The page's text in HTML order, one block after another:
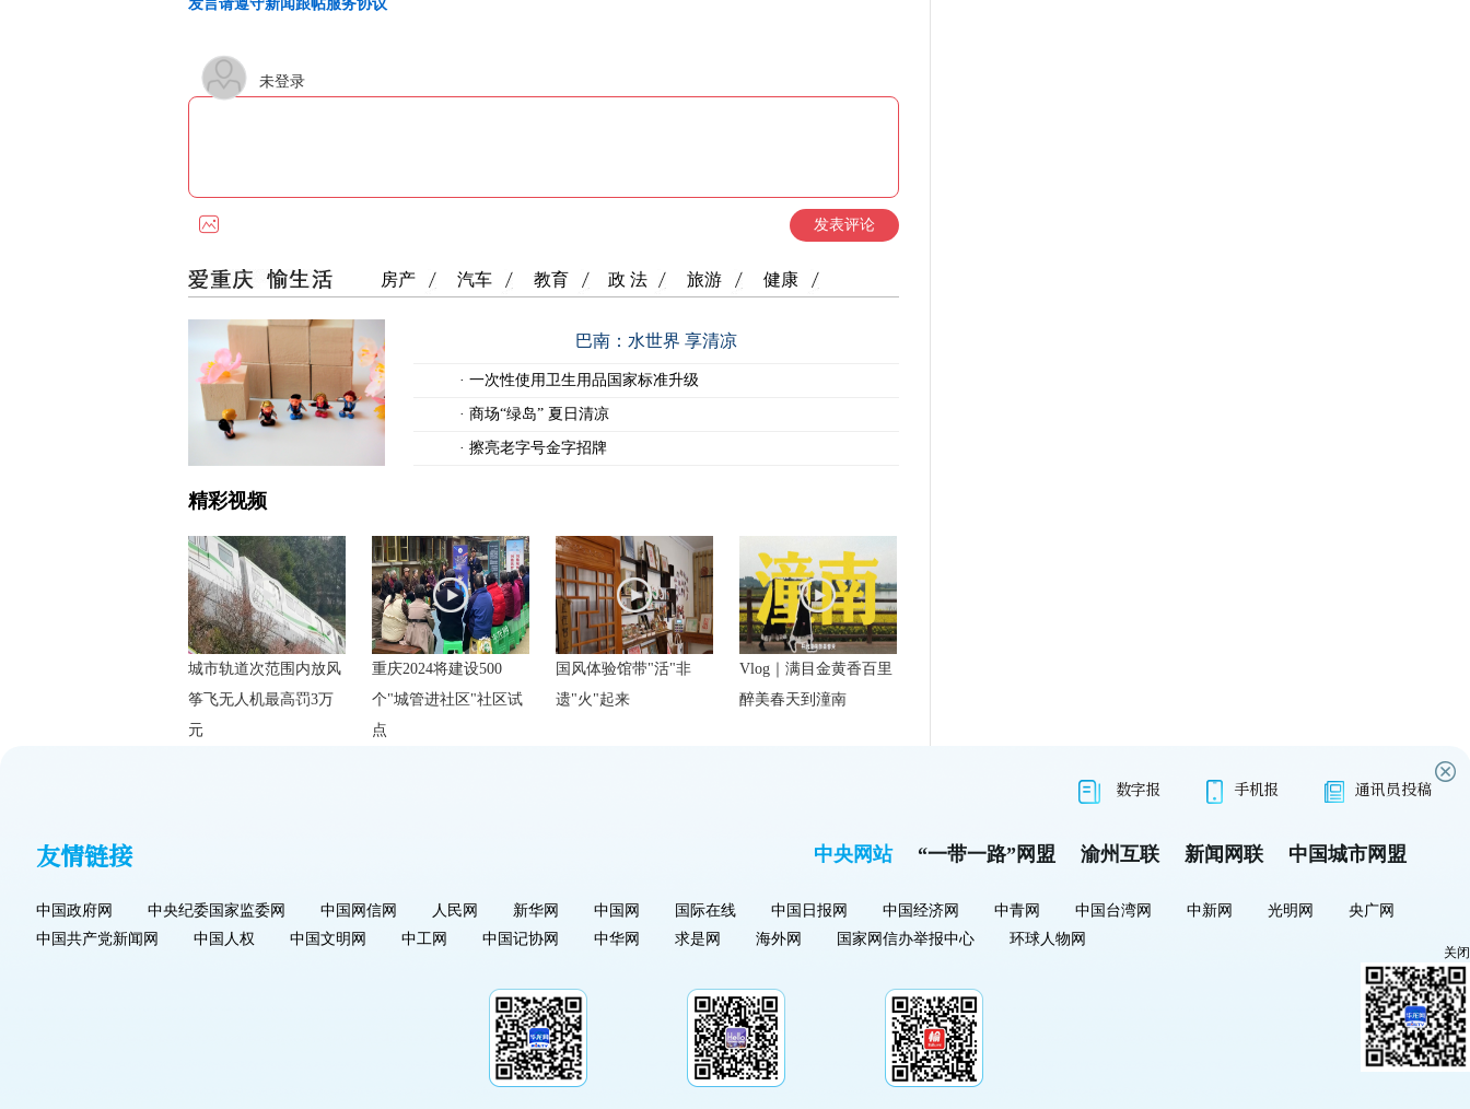
发言请遵守新闻跟帖服务协议
未登录
发表评论
房产 汽车 教育 政 法 旅游 健康
巴南：水世界 享清凉
· 一次性使用卫生用品国家标准升级
· 商场“绿岛” 夏日清凉
· 擦亮老字号金字招牌
精彩视频
城市轨道次范围内放风
筝飞无人机最高罚3万
元
重庆2024将建设500
个"城管进社区"社区试
点
国风体验馆带"活"非
遗"火"起来
Vlog｜满目金黄香百里
醉美春天到潼南
数字报 手机报 通讯员投稿
友情链接 中央网站 “一带一路”网盟 渝州互联 新闻网联 中国城市网盟
中国政府网 中央纪委国家监委网 中国网信网 人民网 新华网 中国网 国际在线 中国日报网 中国经济网 中青网 中国台湾网 中新网 光明网
央广网
中国共产党新闻网
中国人权 中国文明网 中工网 中国记协网 中华网 求是网 海外网 国家网信办举报中心 环球人物网
关闭